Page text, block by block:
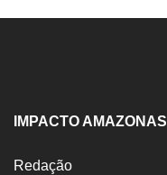
IMPACTO AMAZONAS
Redação